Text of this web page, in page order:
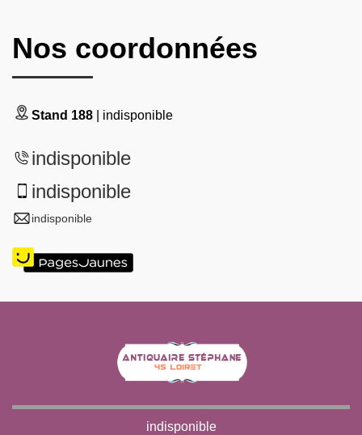
Nos coordonnées
Stand 188 | indisponible
indisponible
indisponible
indisponible
indisponible